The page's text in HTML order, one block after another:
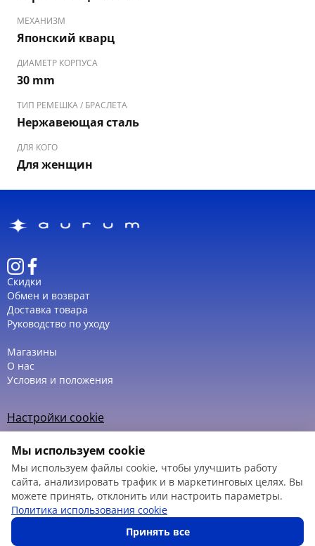
МЕХАНИЗМ
Японский кварц
ДИАМЕТР КОРПУСА
30 mm
ТИП РЕМЕШКА / БРАСЛЕТА
Нержавеющая сталь
ДЛЯ КОГО
Для женщин
Скидки
Обмен и возврат
Доставка товара
Руководство по уходу
Магазины
О нас
Условия и положения
Настройки cookie
© 2013 – 2026
Мы используем cookie
Мы используем файлы cookie, чтобы улучшить работу
сайта, анализировать трафик и в маркетинговых целях. Вы
можете принять, отклонить или настроить параметры.
Политика использования cookie
Принять все